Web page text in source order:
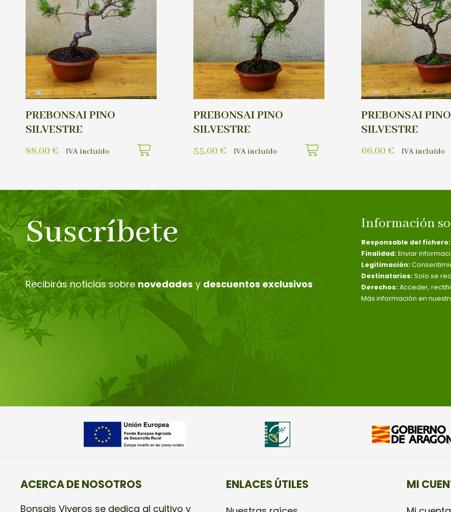
PREBONSAI PINO
SILVESTRE
88,00 € IVA incluído
PREBONSAI PINO
SILVESTRE
55,00 € IVA incluído
PREBONSAI PINO
SILVESTRE
66,00 € IVA incluído
Suscríbete
Recibirás noticias sobre novedades y descuentos exclusivos
Información
Responsable del fichero:
Finalidad: Enviar
Legitimación:
Destinatarios: Solo se
Derechos: Acceder,
Más información en
ACERCA DE NOSOTROS
Bonsais Viveros se dedica al cultivo y
ENLACES ÚTILES MI